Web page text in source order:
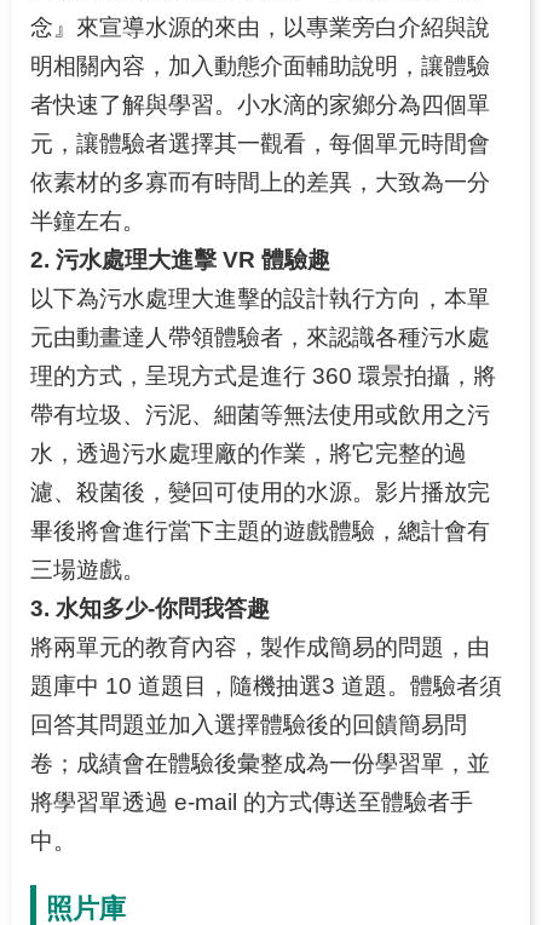
念』來宣導水源的來由，以專業旁白介紹與說
明相關內容，加入動態介面輔助說明，讓體驗
者快速了解與學習。小水滴的家鄉分為四個單
元，讓體驗者選擇其一觀看，每個單元時間會
依素材的多寡而有時間上的差異，大致為一分
半鐘左右。
2. 污水處理大進擊 VR 體驗趣
以下為污水處理大進擊的設計執行方向，本單
元由動畫達人帶領體驗者，來認識各種污水處
理的方式，呈現方式是進行 360 環景拍攝，將
帶有垃圾、污泥、細菌等無法使用或飲用之污
水，透過污水處理廠的作業，將它完整的過
濾、殺菌後，變回可使用的水源。影片播放完
畢後將會進行當下主題的遊戲體驗，總計會有
三場遊戲。
3. 水知多少-你問我答趣
將兩單元的教育內容，製作成簡易的問題，由
題庫中 10 道題目，隨機抽選3 道題。體驗者須
回答其問題並加入選擇體驗後的回饋簡易問
卷；成績會在體驗後彙整成為一份學習單，並
將學習單透過 e-mail 的方式傳送至體驗者手
中。
照片庫